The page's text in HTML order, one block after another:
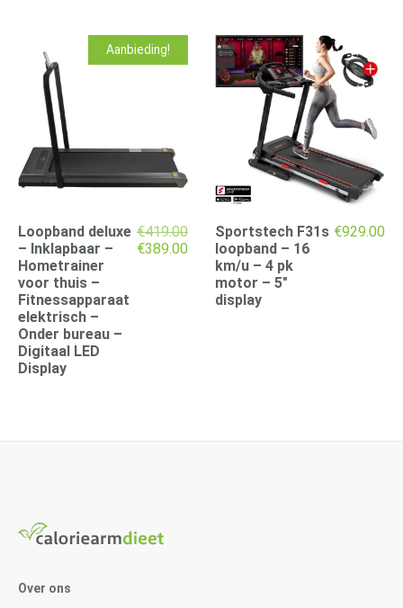
Aanbieding!
Loopband deluxe
– Inklapbaar –
Hometrainer
voor thuis –
Fitnessapparaat
elektrisch –
Onder bureau –
Digitaal LED
Display
€419.00
Oorspronkelijke
€389.00Huidige
€389.00.
Sportstech F31s
loopband – 16
km/u – 4 pk
motor – 5″
display
€929.00
Over ons